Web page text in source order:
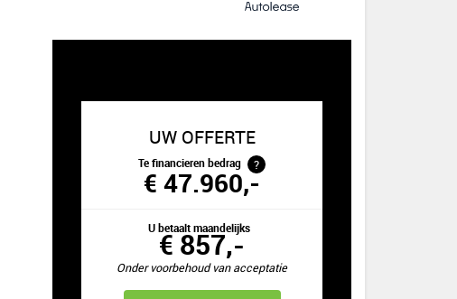
UW OFFERTE
Te financieren bedrag ?
€ 47.960,-
U betaalt maandelijks
€ 857,-
Onder voorbehoud van acceptatie